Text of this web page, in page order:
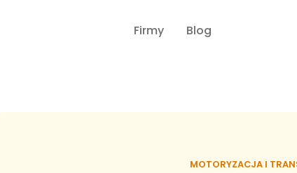
Firmy Blog
MOTORYZACJA I